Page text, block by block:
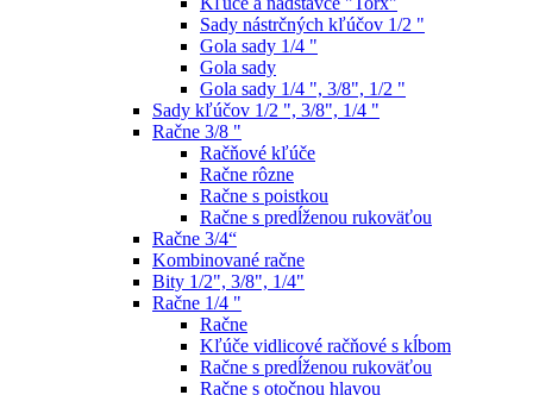
Sady nástrčných kľúčov 1/2 "
Gola sady 1/4 "
Gola sady
Gola sady 1/4 ", 3/8", 1/2 "
Sady kľúčov 1/2 ", 3/8", 1/4 "
Račne 3/8 "
Račňové kľúče
Račne rôzne
Račne s poistkou
Račne s predĺženou rukoväťou
Račne 3/4“
Kombinované račne
Bity 1/2", 3/8", 1/4"
Račne 1/4 "
Račne
Kľúče vidlicové račňové s kĺbom
Račne s predĺženou rukoväťou
Račne s otočnou hlavou